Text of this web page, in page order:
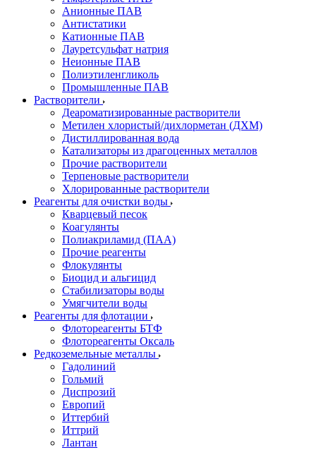
Анионные ПАВ
Антистатики
Катионные ПАВ
Лауретсульфат натрия
Неионные ПАВ
Полиэтиленгликоль
Промышленные ПАВ
Растворители
Деароматизированные растворители
Метилен хлористый/дихлорметан (ДХМ)
Дистиллированная вода
Катализаторы из драгоценных металлов
Прочие растворители
Терпеновые растворители
Хлорированные растворители
Реагенты для очистки воды
Кварцевый песок
Коагулянты
Полиакриламид (ПАА)
Прочие реагенты
Флокулянты
Биоцид и альгицид
Стабилизаторы воды
Умягчители воды
Реагенты для флотации
Флотореагенты БТФ
Флотореагенты Оксаль
Редкоземельные металлы
Гадолиний
Гольмий
Диспрозий
Европий
Иттербий
Иттрий
Лантан